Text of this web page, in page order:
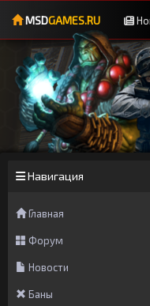
MSDGAMES.RU
Навигация
Главная
Форум
Новости
Баны